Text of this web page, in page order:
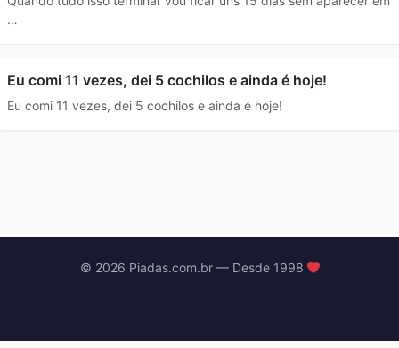
…
Eu comi 11 vezes, dei 5 cochilos e ainda é hoje!
Eu comi 11 vezes, dei 5 cochilos e ainda é hoje!
© 2026 Piadas.com.br — Desde 1998